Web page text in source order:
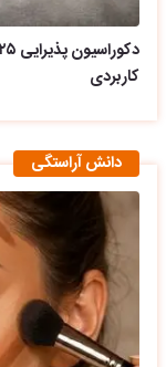
کاربردی
دانش آراستگی